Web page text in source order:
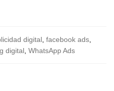
digital facebook ads
digital WhatsApp Ads